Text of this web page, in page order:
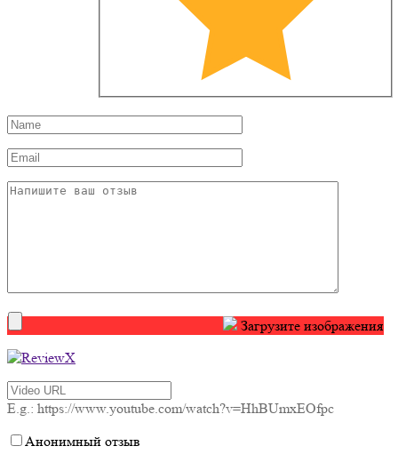
Загрузите изображения
E.g.: https://www.youtube.com/watch?v=HhBUmxEOfpc
Анонимный отзыв